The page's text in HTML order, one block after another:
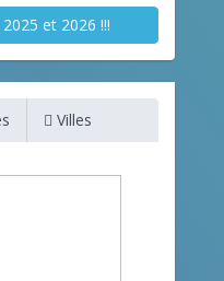
et 2026 !!!
Villes